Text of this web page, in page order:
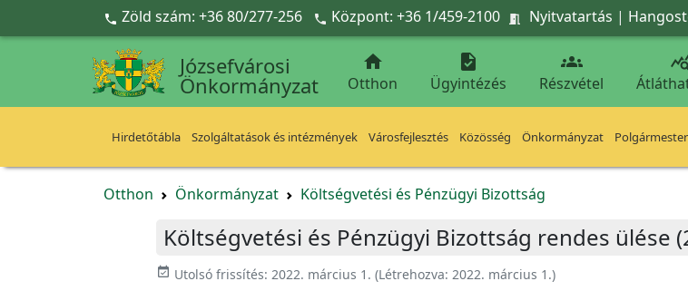
Ugrás a fő tartalomra
 Zöld szám: +36 80/277-256  Központ: +36 1/459-2100  Nyitvatartás |
Józsefvárosi
Önkormányzat

Otthon

Ügyintézés

Részvétel
Hirdetőtábla Szolgáltatások és intézmények Városfejlesztés Közösség Önkormányzat
Otthon Önkormányzat Költségvetési és Pénzügyi Bizottság
Költségvetési és Pénzügyi Bizottság rendes ülése
event_available Utolsó frissítés: 2022. március 1. (Létrehozva: 2022. március 1.)